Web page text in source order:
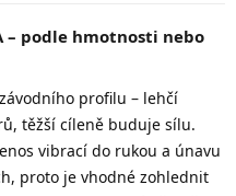
– podle hmotnosti nebo
profilu – lehčí
těžší cíleně buduje sílu.
vibrací do rukou a únavu
proto je vhodné zohlednit